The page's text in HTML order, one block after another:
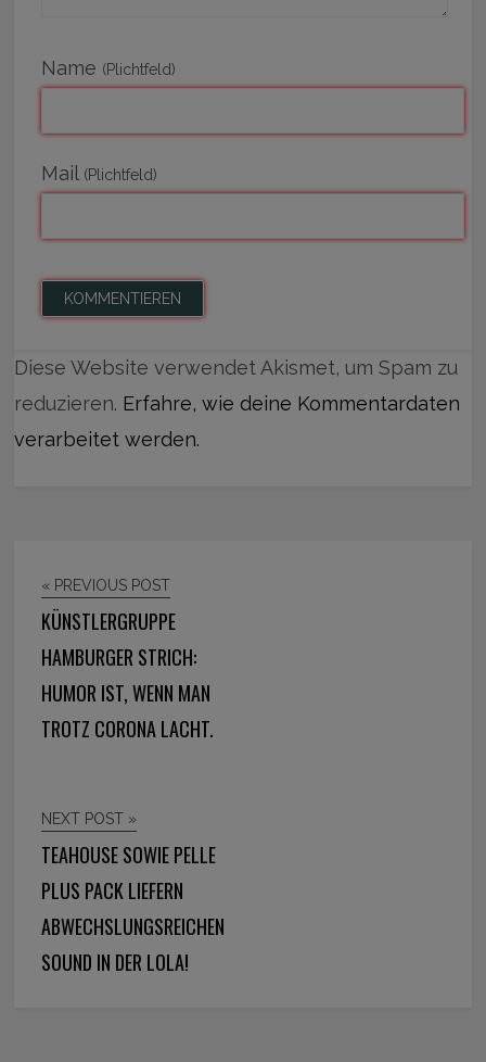
Name (Plichtfeld)
Mail (Plichtfeld)
Diese Website verwendet Akismet, um Spam zu
reduzieren. Erfahre, wie deine Kommentardaten
verarbeitet werden.
« PREVIOUS POST
KÜNSTLERGRUPPE
HAMBURGER STRICH:
HUMOR IST, WENN MAN
TROTZ CORONA LACHT.
NEXT POST »
TEAHOUSE SOWIE PELLE
PLUS PACK LIEFERN
ABWECHSLUNGSREICHEN
SOUND IN DER LOLA!